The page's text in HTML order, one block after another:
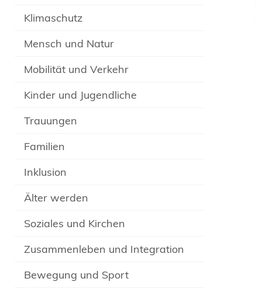
Klimaschutz
Mensch und Natur
Mobilität und Verkehr
Kinder und Jugendliche
Trauungen
Familien
Inklusion
Älter werden
Soziales und Kirchen
Zusammenleben und Integration
Bewegung und Sport